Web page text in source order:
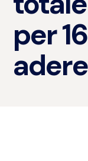
per